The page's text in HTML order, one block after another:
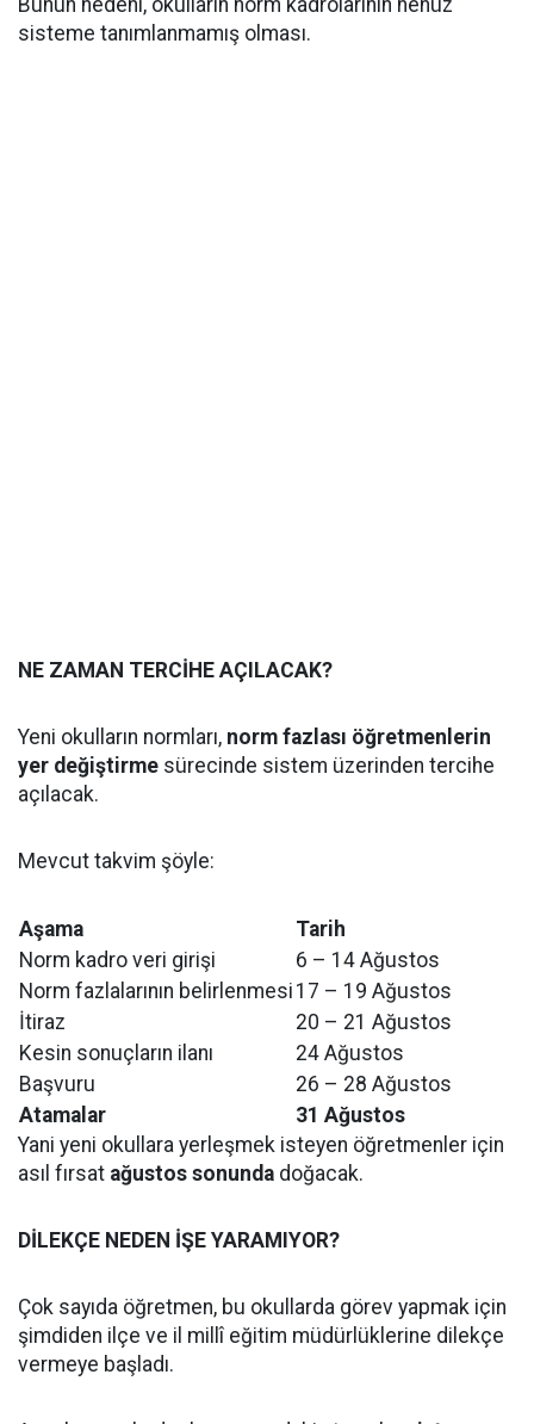
Bunun nedeni, okulların norm kadrolarının henüz
sisteme tanımlanmamış olması.
NE ZAMAN TERCİHE AÇILACAK?
Yeni okulların normları, norm fazlası öğretmenlerin
yer değiştirme sürecinde sistem üzerinden tercihe
açılacak.
Mevcut takvim şöyle:
Aşama
Tarih
Norm kadro veri girişi
6 – 14 Ağustos
Norm fazlalarının belirlenmesi 17 – 19 Ağustos
İtiraz
20 – 21 Ağustos
Kesin sonuçların ilanı
24 Ağustos
Başvuru
26 – 28 Ağustos
Atamalar
31 Ağustos
Yani yeni okullara yerleşmek isteyen öğretmenler için
asıl fırsat ağustos sonunda doğacak.
DİLEKÇE NEDEN İŞE YARAMIYOR?
Çok sayıda öğretmen, bu okullarda görev yapmak için
şimdiden ilçe ve il millî eğitim müdürlüklerine dilekçe
vermeye başladı.